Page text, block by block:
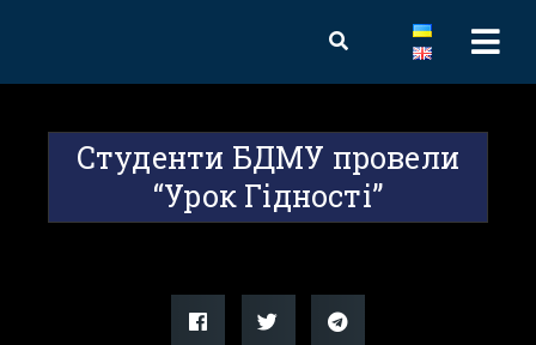
Студенти БДМУ провели
“Урок Гідності”